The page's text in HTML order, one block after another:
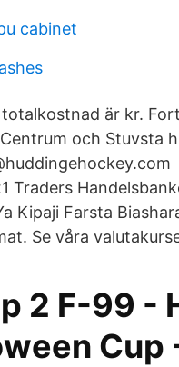
cabinet
är kr.
och Stuvsta
Traders
Kipaji Farsta
Se våra
2 F-99 -
Cup